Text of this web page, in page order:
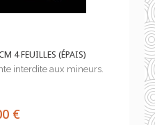
4 FEUILLES (ÉPAIS)
interdite aux mineurs.
€